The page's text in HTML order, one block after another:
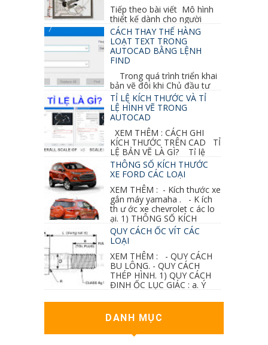
Tiếp theo bài viết Mô hình
thiết kế dành cho người
khuyết tật ở phần 1 chúng ta cùng tìm hiểu
thêm các vấn đề và...
CÁCH THAY THẾ HÀNG
LOẠT TEXT TRONG
AUTOCAD BẰNG LỆNH
FIND
Trong quá trình triển khai
bản vẽ đôi khi Chủ đầu tư
thay đổi thiết kế hoặc do bản vẽ mình ghi chú
sai mục nào đó...
TỈ LỆ KÍCH THƯỚC VÀ TỈ
LỆ HÌNH VẼ TRONG
AUTOCAD
XEM THÊM : CÁCH GHI
KÍCH THƯỚC TRÊN CAD TỈ
LỆ BẢN VẼ LÀ GÌ? Tỉ lệ
của hình vẽ trong bản vẽ thiết kế kiến trúc...
THÔNG SỐ KÍCH THƯỚC
XE FORD CÁC LOẠI
XEM THÊM : - Kích thước xe
gắn máy yamaha . - K ích
th ư ớc xe chevrolet c ác lo
ại. 1) THÔNG SỐ KÍCH
QUY CÁCH ỐC VÍT CÁC
LOẠI
XEM THÊM : - QUY CÁCH
BU LÔNG. - QUY CÁCH
THÉP HÌNH. 1) QUY CÁCH
ĐINH ỐC LỤC GIÁC : a. Ý
DANH MỤC